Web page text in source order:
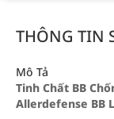
THÔNG TIN
Mô Tả
Tinh Chất BB
Allerdefense BB